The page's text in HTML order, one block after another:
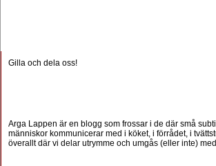
Gilla och dela oss!
Arga Lappen är en blogg som frossar i de där små
människor kommunicerar med i köket, i förrådet, i
överallt där vi delar utrymme och umgås (eller inte)